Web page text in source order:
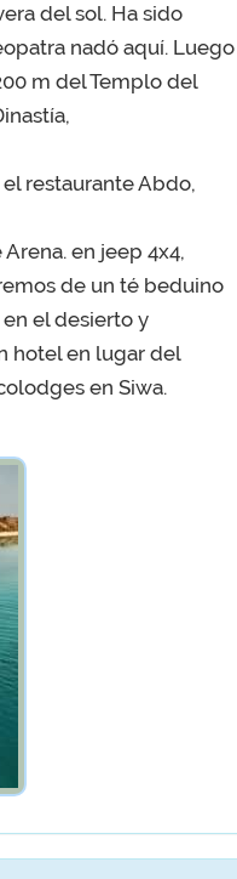
del sol. Ha sido
nadó aquí. Luego
m del Templo del
restaurante Abdo,
en jeep 4x4,
de un té beduino
el desierto y
hotel en lugar del
en Siwa.